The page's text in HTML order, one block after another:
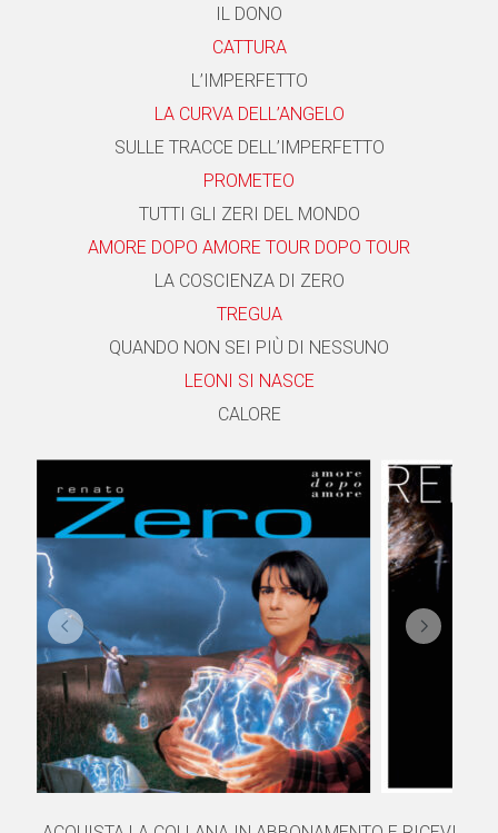
IL DONO
CATTURA
L’IMPERFETTO
LA CURVA DELL’ANGELO
SULLE TRACCE DELL’IMPERFETTO
PROMETEO
TUTTI GLI ZERI DEL MONDO
AMORE DOPO AMORE TOUR DOPO TOUR
LA COSCIENZA DI ZERO
TREGUA
QUANDO NON SEI PIÙ DI NESSUNO
LEONI SI NASCE
CALORE